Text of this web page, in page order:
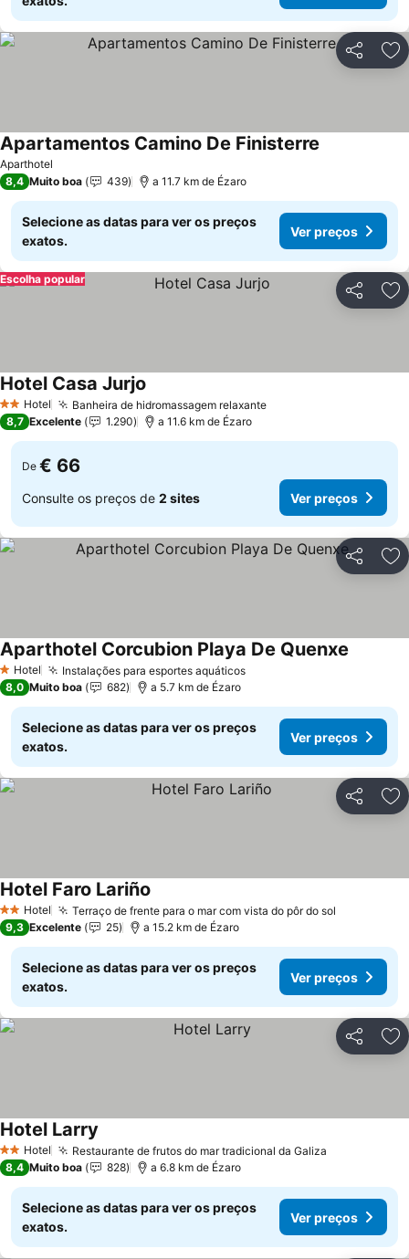
Partilhar
Aparthotel
Apartamentos Camino De Finisterre
8,4 Muito boa 439 a 11.7 km de Ézaro
Selecione as datas para ver os preços
exatos.
Ver preços
Partilhar
Escolha popular
2 Estrelas
Hotel Banheira de hidromassagem relaxante
Hotel Casa Jurjo
8,7 Excelente 1.290 a 11.6 km de Ézaro
De € 66
Consulte os preços de 2 sites Ver preços
Partilhar
1 Estrelas
Hotel Instalações para esportes aquáticos
Aparthotel Corcubion Playa De Quenxe
8,0 Muito boa 682 a 5.7 km de Ézaro
Selecione as datas para ver os preços
exatos.
Ver preços
Partilhar
2 Estrelas
Hotel Terraço de frente para o mar com vista do pôr do sol
Hotel Faro Lariño
9,3 Excelente 25 a 15.2 km de Ézaro
Selecione as datas para ver os preços
exatos.
Ver preços
Partilhar
2 Estrelas
Hotel Restaurante de frutos do mar tradicional da Galiza
Hotel Larry
8,4 Muito boa 828 a 6.8 km de Ézaro
Selecione as datas para ver os preços
exatos.
Ver preços